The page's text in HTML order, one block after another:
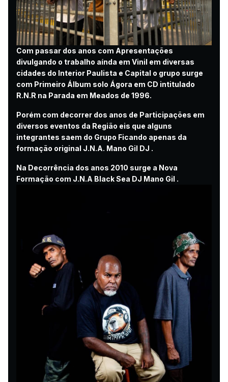
Com passar dos anos com Apresentações
divulgando o trabalho aínda em Vinil em diversas
cidades do Interior Paulista e Capital o grupo surge
com Primeiro Álbum solo Ágora em CD intitulado
R.N.R na Parada em Meados de 1996.
Porém com decorrer dos anos de Participações em
diversos eventos da Região eis que alguns
integrantes saem do Grupo Ficando apenas da
formação original J.N.A. Mano Gil DJ .
Na Decorrência dos anos 2010 surge a Nova
Formação com J.N.A Black Sea DJ Mano Gil .